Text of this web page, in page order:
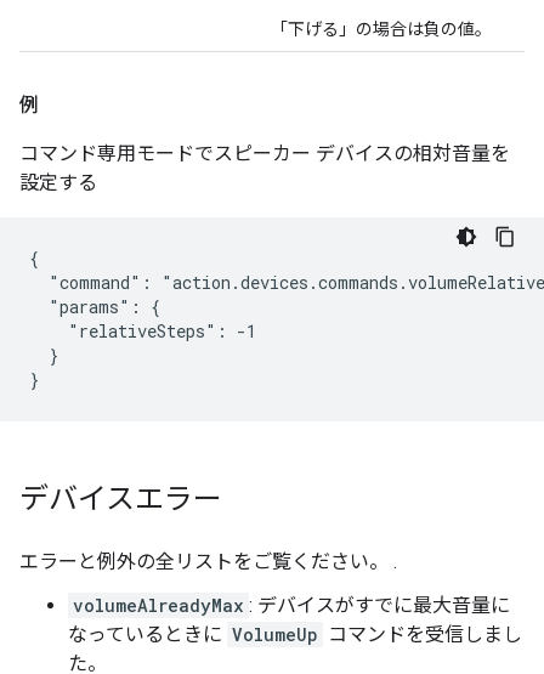
「下げる」の場合は負の値。
例
コマンド専用モードでスピーカー デバイスの相対音量を
設定する
{
"command":
  "params": {
    "relativeSteps": -1
  }
}
デバイスエラー
エラーと例外の全リストをご覧ください。 .
volumeAlreadyMax : デバイスがすでに最大音量に
なっているときに VolumeUp コマンドを受信しまし
た。